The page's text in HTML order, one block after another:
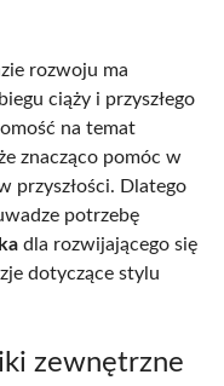
rozwoju ma
ciąży i przyszłego
na temat
znacząco pomóc w
przyszłości. Dlatego
potrzebę
dla rozwijającego się
dotyczące stylu
zewnętrzne